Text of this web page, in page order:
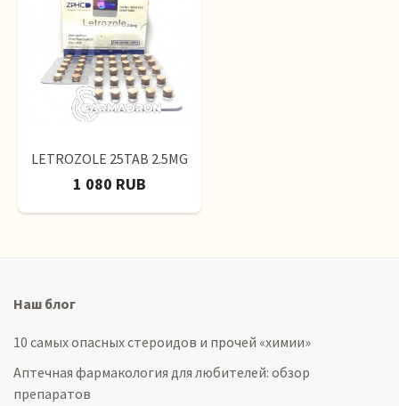
LETROZOLE 25TAB 2.5MG
1 080 RUB
Наш блог
10 самых опасных стероидов и прочей «химии»
Аптечная фармакология для любителей: обзор
препаратов